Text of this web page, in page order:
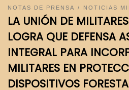
NOTAS DE PRENSA
NOTICIAS
LA UNIÓN DE
LOGRA QUE DEFENSA
INTEGRAL PARA
MILITARES EN
DISPOSITIVOS